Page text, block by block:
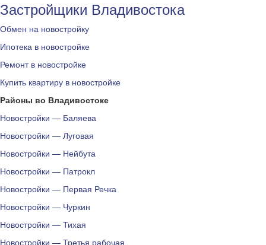
Застройщики Владивостока
Обмен на новостройку
Ипотека в новостройке
Ремонт в новостройке
Купить квартиру в новостройке
Районы во Владивостоке
Новостройки — Баляева
Новостройки — Луговая
Новостройки — Нейбута
Новостройки — Патрокл
Новостройки — Первая Речка
Новостройки — Чуркин
Новостройки — Тихая
Новостройки — Третья рабочая